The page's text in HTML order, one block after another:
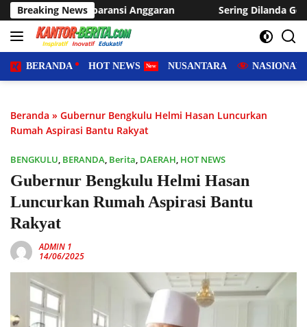
Langsung
ke
konten
Breaking News Sering Dilanda Genangan, Desa Sukaraja
BERANDA HOT NEWS NUSANTARA NASIONAL
Beranda » Gubernur Bengkulu Helmi Hasan Luncurkan
Rumah Aspirasi Bantu Rakyat
BENGKULU, BERANDA, Berita, DAERAH, HOT NEWS
Gubernur Bengkulu Helmi Hasan
Luncurkan Rumah Aspirasi Bantu
Rakyat
ADMIN 1
14/06/2025